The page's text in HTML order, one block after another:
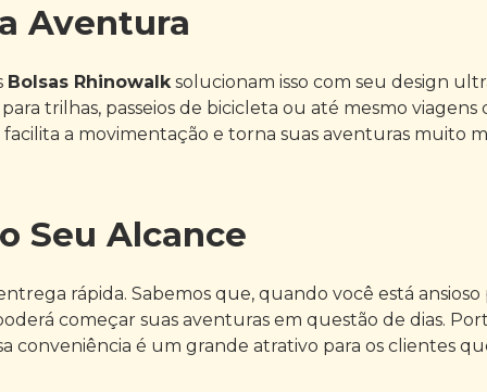
Aventura
Bolsas Rhinowalk solucionam isso com seu design
trilhas, passeios de bicicleta ou até mesmo viagens
a movimentação e torna suas aventuras muito
Seu Alcance
rápida. Sabemos que, quando você está
começar suas aventuras em questão de dias.
conveniência é um grande atrativo para os clientes